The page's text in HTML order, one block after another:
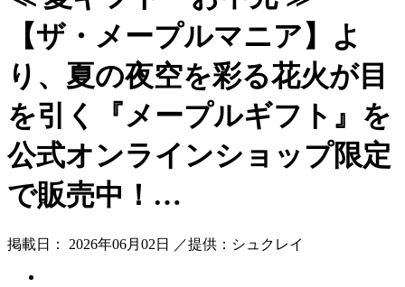
【ザ・メープルマニア】よ
り、夏の夜空を彩る花火が目
を引く『メープルギフト』を
公式オンラインショップ限定
で販売中！…
掲載日： 2026年06月02日 ／提供：シュクレイ